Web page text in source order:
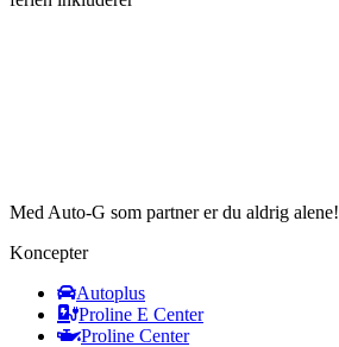
Med Auto-G som partner er du aldrig alene!
Koncepter
Autoplus
Proline E Center
Proline Center